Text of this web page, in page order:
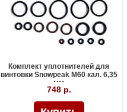
Комплект уплотнителей для
винтовки Snowpeak M60 кал. 6,35
мм
748 р.